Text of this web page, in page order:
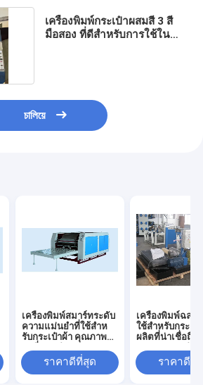
เครื่องพิมพ์กระเป๋าผสมสี 3 สี
มือสอง ที่ดีสําหรับการใช้ใน
চালিয়ে
เครื่องพิมพ์สมาร์ทระดับ
ความแม่นยําที่ใช้สําห
รับกระเป๋าผ้า คุณภาพ
รบํารุงรักษาง่าย
ราคาดีที่สุด
เครื่องพิมพ์ฉลา
ใช้สําหรับกระเป๋
ผลิตที่น่าเชื่อถือ
ง่าย
ราคาดีที่